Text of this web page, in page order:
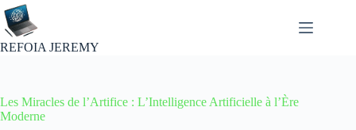
Passer
au
contenu
REFOIA JEREMY
Les Miracles de l’Artifice : L’Intelligence Artificielle à l’Ère
Moderne